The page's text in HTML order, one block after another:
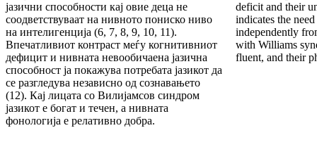
јазични способ­нос­ти кај овие деца не
соодветствуваат на нивното пониско ниво
на интелигенција (6, 7, 8, 9, 10, 11).
Впечатливиот контраст меѓу когнитивниот
де­фи­цит и нивната невообичаена јазична
способ­ност ја покажува потребата јазикот да
се раз­гле­­дува независно од сознавањето
(12). Кај ли­ца­та со Вил­ијамсов синдром
јазикот е богат и течен, а нив­ната
фонологија е релативно добра.
defi­cit and their
indicates the
independently
with Williams
fluent, and their